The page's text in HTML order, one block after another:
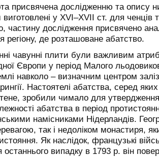
присвячена дослідженню та опису
виготовлені у XVI–XVII ст. для ченців
частину дослідження присвячено
регіону, де розташоване абатство.
чавунні плити були важливим
Європи у період Малого
навколо – визначним центром
Настоятелі абатства, серед
зробили чимало для утвердження
абатства в період
намісниками Нідерландів.
так і недоліком монастиря,
Як наслідок, французькі
останнього випадку в 1793 р. він